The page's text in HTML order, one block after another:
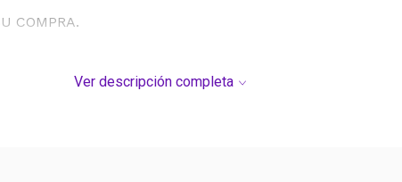
COMPRA.
Ver descripción completa